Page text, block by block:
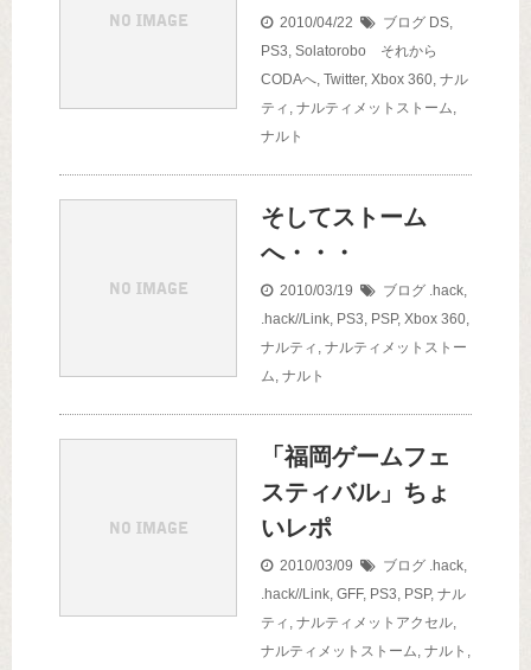
2010/04/22 ブログ DS,
PS3, Solatorobo それから
CODAへ, Twitter, Xbox 360, ナル
ティ , ナルティメットストーム,
ナルト
そしてストーム
へ・・・
2010/03/19 ブログ .hack,
.hack//Link, PS3, PSP, Xbox 360,
ナルティ , ナルティメットストー
ム, ナルト
「福岡ゲームフェ
スティバル」ちょ
いレポ
2010/03/09 ブログ .hack,
.hack//Link, GFF, PS3, PSP, ナル
ティ , ナルティメットアクセル,
ナルティメットストーム, ナルト ,